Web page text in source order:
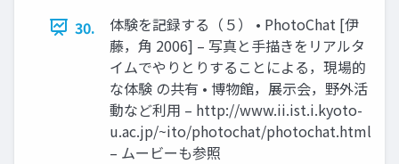
30.
体験を記録する（５） • PhotoChat [伊
藤，角 2006] – 写真と手描きをリアルタ
イムでやりとりすることによる，現場的
な体験 の共有 • 博物館，展示会，野外活
動など利用 – http://www.ii.ist.i.kyoto-
u.ac.jp/~ito/photochat/photochat.html
– ムービーも参照